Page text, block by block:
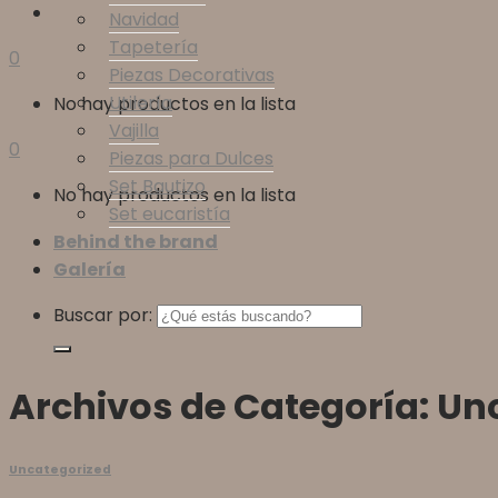
0
No hay productos en la lista
0
No hay productos en la lista
Navidad
Tapetería
Piezas Decorativas
Utilería
Vajilla
Piezas para Dulces
Set Bautizo
Set eucaristía
Behind the brand
Galería
Buscar por:
Archivos de Categoría:
Uncategorized